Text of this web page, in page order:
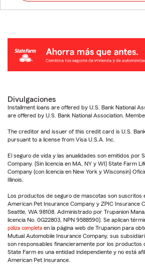
Divulgaciones
Installment loans are offered by U.S. Bank National
are offered by U.S. Bank National Association.
The creditor and issuer of this credit card is U.S.
pursuant to a license from Visa U.S.A. Inc.
El seguro de vida y las anualidades son emitidos por
Company. (Sin licencia en MA, NY y WI) State Farm
Company (con licencia en New York y Wisconsin)
Illinois.
Los productos de seguro de mascotas son suscritos
American Pet Insurance Company y ZPIC Insurance
Seattle, WA 98108. Administrado por Trupanion
licencia No. 0G22803, NPN 9588590). Se aplican
póliza completa en la página web de Trupanion para
Mutual Automobile Insurance Company, sus
son responsables financieramente por los productos
State Farm es una entidad independiente y no está
American Pet Insurance.